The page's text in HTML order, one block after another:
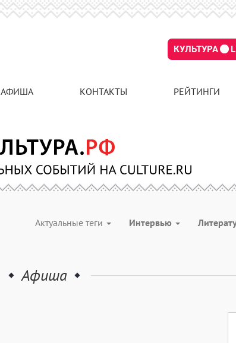
КУЛЬТУРА
АФИША КОНТАКТЫ РЕЙТИНГИ
Актуальные теги Интервью
Афиша